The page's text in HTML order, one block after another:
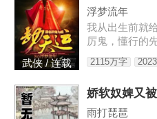
武侠 / 连载
浮梦流年
我从出生前就
厉鬼，懂行的
给人养成血衣
我娶了童养媳
2115万字
雨打琵琶